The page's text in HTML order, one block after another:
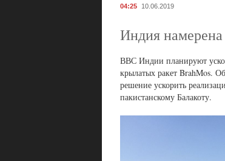
04:25 10.06.2019
Индия
ВВС Индии планируют
крылатых ракет BrahMos.
решение ускорить
пакистанскому Балакоту.